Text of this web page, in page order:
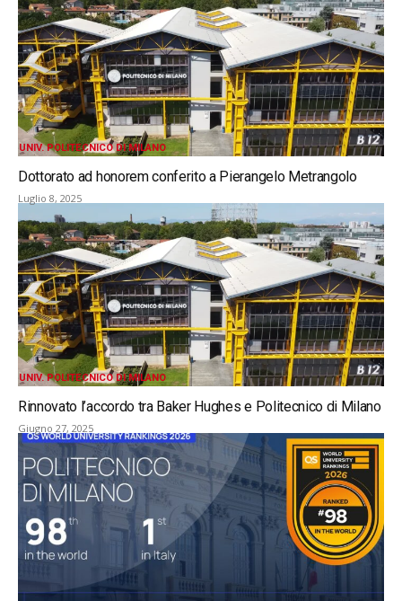
UNIV. POLITECNICO DI MILANO
Dottorato ad honorem conferito a Pierangelo Metrangolo
Luglio 8, 2025
UNIV. POLITECNICO DI MILANO
Rinnovato l’accordo tra Baker Hughes e Politecnico di Milano
Giugno 27, 2025